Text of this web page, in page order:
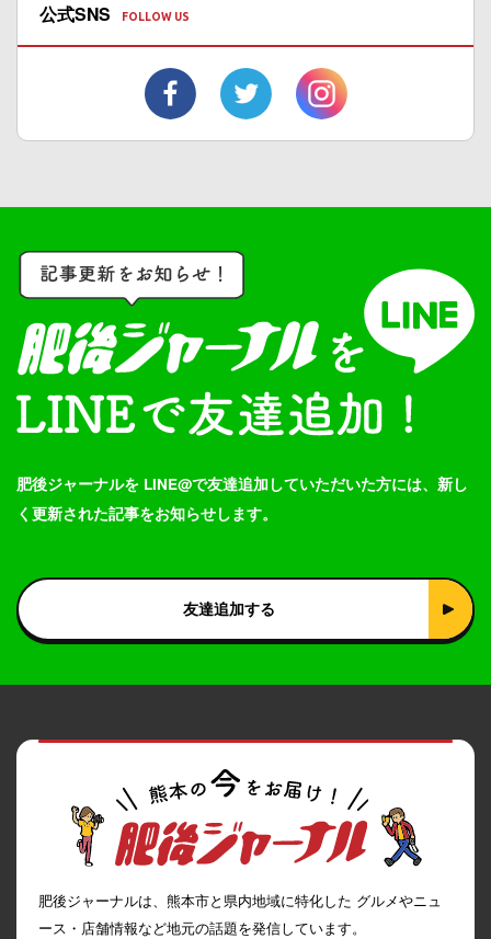
公式SNS
肥後ジャーナルを LINE@で友達追加していただいた方には、新し
く更新された記事をお知らせします。
友達追加する
肥後ジャーナルは、熊本市と県内地域に特化した グルメやニュ
ース・店舗情報など地元の話題を発信しています。